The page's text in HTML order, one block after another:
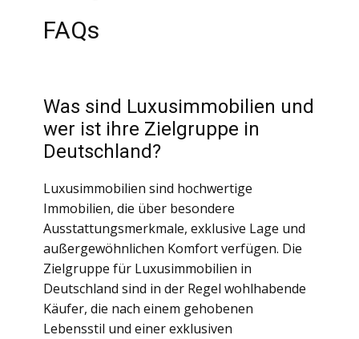
FAQs
Was sind Luxusimmobilien und
wer ist ihre Zielgruppe in
Deutschland?
Luxusimmobilien sind hochwertige
Immobilien, die über besondere
Ausstattungsmerkmale, exklusive Lage und
außergewöhnlichen Komfort verfügen. Die
Zielgruppe für Luxusimmobilien in
Deutschland sind in der Regel wohlhabende
Käufer, die nach einem gehobenen
Lebensstil und einer exklusiven